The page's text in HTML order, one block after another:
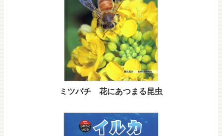
ミツバチ 花にあつまる昆虫